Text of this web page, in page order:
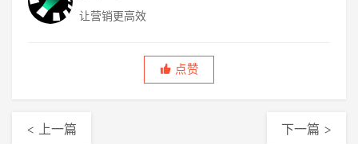
让营销更高效
点赞
< 上一篇 下一篇 >